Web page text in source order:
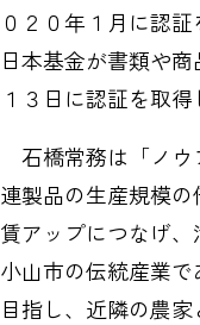
０２０年１月に認
日本基金が書類や
１３日に認証を取得
石橋常務は「ノウ
連製品の生産規模
賃アップにつなげ、
小山市の伝統産業
目指し、近隣の農家